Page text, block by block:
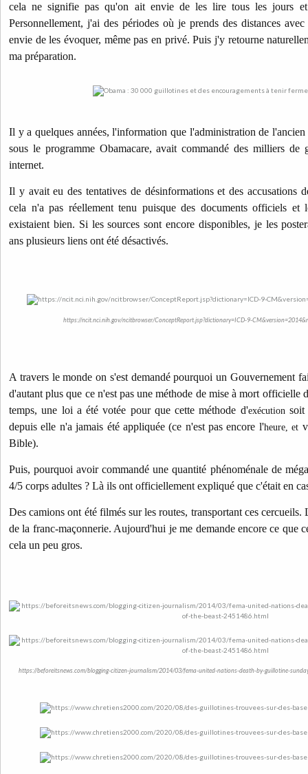
cela ne signifie pas qu'on ait envie de les lire tous les jours
Personnellement, j'ai des périodes où je prends des distances
envie de les évoquer, même pas en privé. Puis j'y retourne
ma préparation.
Il y a quelques années, l'information que l'administration de
sous le programme Obamacare, avait commandé des milliers de
internet.
Il y avait eu des tentatives de désinformations et des accusations
cela n'a pas réellement tenu puisque des documents officiels et
existaient bien. Si les sources sont encore disponibles, je les
ans plusieurs liens ont été désactivés.
https://ncit.nci.nih.gov/ncitbrowser/ConceptReport.jsp?dictionary=ICD-9-
A travers le monde on s'est demandé pourquoi un Gouvernement
d'autant plus que ce n'est pas une méthode de mise à mort officielle
temps, une loi a été votée pour que cette méthode d'exécution soit
depuis elle n'a jamais été appliquée (ce n'est pas encore l'heure, et
Bible).
Puis, pourquoi avoir commandé une quantité phénoménale de
4/5 corps adultes ? Là ils ont officiellement expliqué que c'était en
Des camions ont été filmés sur les routes, transportant ces
de la franc-maçonnerie. Aujourd'hui je me demande encore ce que
cela un peu gros.
https://beforeitsnews.com/blogging-citizen-journalism/2014/03/fema-united-nations-death-by-guillotine-